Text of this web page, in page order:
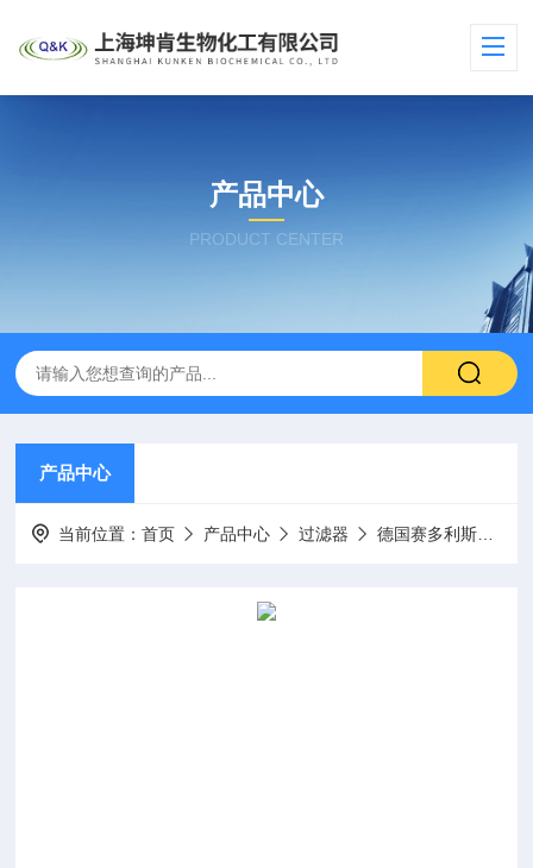
产品中心
PRODUCT CENTER
产品中心
当前位置：首页 产品中心 过滤器 德国赛多利斯Sartorius超滤、微滤消耗品